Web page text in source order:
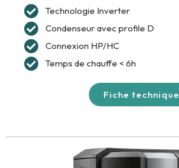
Technologie Inverter
Condenseur avec profile D
Connexion HP/HC
Temps de chauffe < 6h
Fiche technique